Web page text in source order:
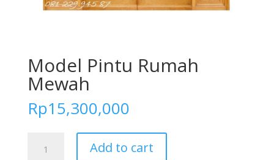
Model Pintu Rumah
Mewah
Rp15,300,000
Pintu
Add to cart